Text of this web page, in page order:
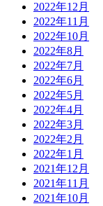
2022年12月
2022年11月
2022年10月
2022年8月
2022年7月
2022年6月
2022年5月
2022年4月
2022年3月
2022年2月
2022年1月
2021年12月
2021年11月
2021年10月